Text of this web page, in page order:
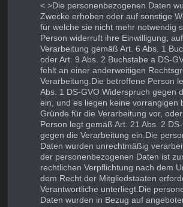
< >Die personenbezogenen Daten
Zwecke erhoben oder auf sonstige
für welche sie nicht mehr notwendig
Person widerruft ihre Einwilligung,
Verarbeitung gemäß Art. 6 Abs. 1
oder Art. 9 Abs. 2 Buchstabe a DS-
fehlt an einer anderweitigen
Verarbeitung.Die betroffene Person
Abs. 1 DS-GVO Widerspruch gegen
ein, und es liegen keine vorrangigen
Gründe für die Verarbeitung vor,
Person legt gemäß Art. 21 Abs. 2
gegen die Verarbeitung ein.Die
Daten wurden unrechtmäßig
der personenbezogenen Daten ist
rechtlichen Verpflichtung nach dem
dem Recht der Mitgliedstaaten
Verantwortliche unterliegt.Die
Daten wurden in Bezug auf